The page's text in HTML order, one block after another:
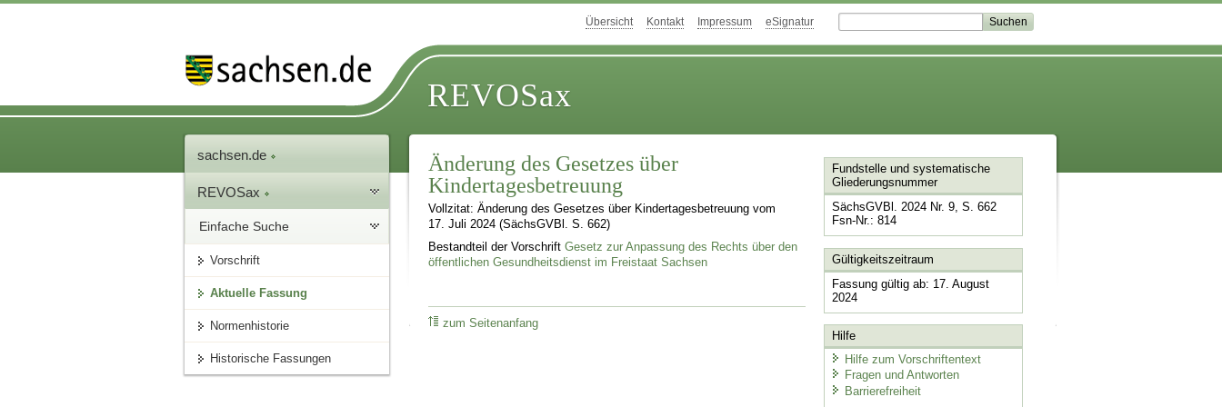
Übersicht Kontakt Impressum eSignatur
REVOSax
sachsen.de
REVOSax
Einfache Suche
Vorschrift
Aktuelle Fassung
Normenhistorie
Historische Fassungen
Änderung des Gesetzes über
Kindertagesbetreuung
Vollzitat: Änderung des Gesetzes über Kindertagesbetreuung vom
17. Juli 2024 (SächsGVBl. S. 662)
Bestandteil der VorschriftGesetz zur Anpassung des Rechts über den
öffentlichen Gesundheitsdienst im Freistaat Sachsen
zum Seitenanfang
Fundstelle und systematische
Gliederungsnummer
SächsGVBl. 2024 Nr. 9, S. 662
Fsn-Nr.: 814
Gültigkeitszeitraum
Fassung gültig ab: 17. August
2024
Hilfe
Hilfe zum Vorschriftentext
Fragen und Antworten
Barrierefreiheit